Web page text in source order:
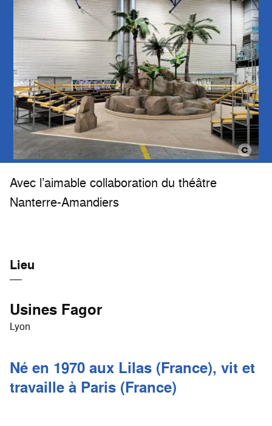
Avec l’aimable collaboration du théâtre
Nanterre-Amandiers
Lieu
Usines Fagor
Lyon
Né en 1970 aux Lilas (France), vit et
travaille à Paris (France)